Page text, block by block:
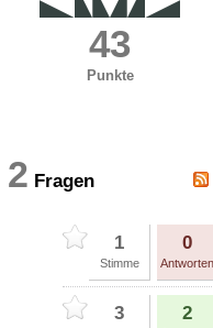
43
Punkte
2 Fragen
1
Stimme
0
Antworten
3 2